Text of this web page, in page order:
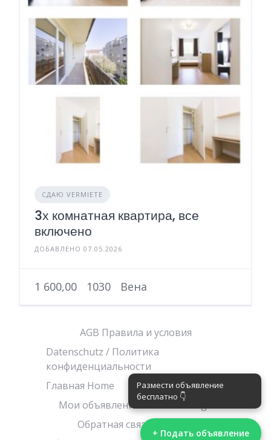
СДАЮ VERMIETE
3х комнатная квартира, все
включено
ДОБАВЛЕНО 07.05.2026
1 600,00 1030 Вена
AGB Правила и условия
Datenschutz / Политика
конфиденциальности
Главная Home
Корзина
Магазин
Мои объявления/ Meine Anzeige
Обратная связь/ Kontakt
+ Подать объявление